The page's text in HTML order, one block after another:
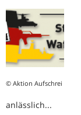
© Aktion Aufschrei
anlässlich...